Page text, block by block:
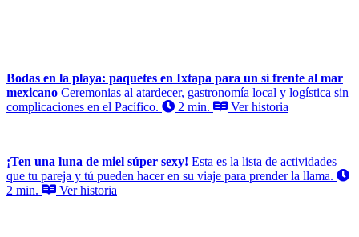
Bodas en la playa: paquetes en Ixtapa para un sí frente al mar
mexicano Ceremonias al atardecer, gastronomía local y logística sin
complicaciones en el Pacífico.
2 min. Ver historia
¡Ten una luna de miel súper sexy! Esta es la lista de actividades
que tu pareja y tú pueden hacer en su viaje para prender la llama.
2 min.
Ver historia